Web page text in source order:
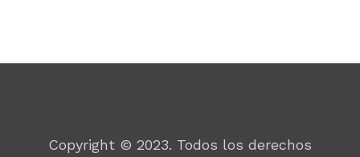
Copyright © 2023. Todos los derechos